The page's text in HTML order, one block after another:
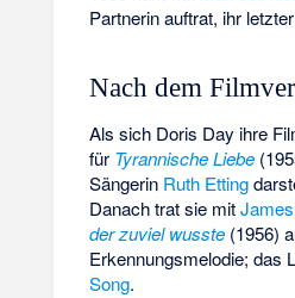
Partnerin auftrat, ihr
Nach dem
Als sich Doris Day ihre
für Tyrannische Liebe
Sängerin Ruth Etting
Danach trat sie mit
der zuviel wusste (1956)
Erkennungsmelodie; das
Song.